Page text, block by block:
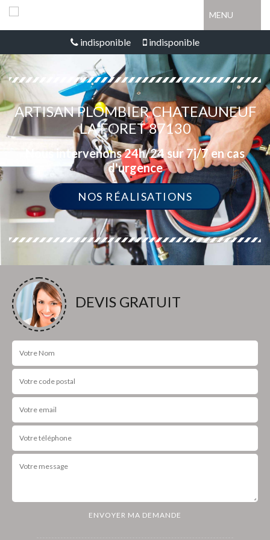
MENU
indisponible indisponible
ARTISAN PLOMBIER CHATEAUNEUF
LA FORET 87130
Nous intervenons 24h/24 sur 7j/7 en cas
d'urgence
NOS RÉALISATIONS
DEVIS GRATUIT